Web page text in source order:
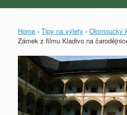
Home - Tipy na výlety - Olomoucký
Zámek z filmu Kladivo na